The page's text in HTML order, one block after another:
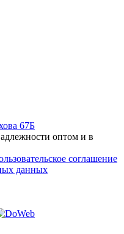
67Б
оптом и в
соглашение
данных